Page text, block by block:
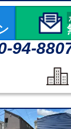
94-